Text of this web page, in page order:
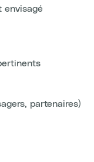
envisagé
partenaires)